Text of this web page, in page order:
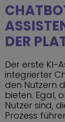
DER
Der erste KI-
integrierter
den Nutzern
bieten. Egal,
Nutzer sind,
Prozess